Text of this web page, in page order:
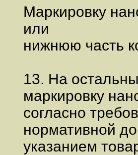
Маркировку
или
нижнюю часть
13. На
маркировку
согласно
нормативной
указанием